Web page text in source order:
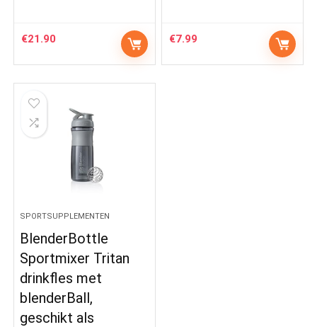
€21.90 €7.99
SPORTSUPPLEMENTEN
BlenderBottle
Sportmixer Tritan
drinkfles met
blenderBall,
geschikt als